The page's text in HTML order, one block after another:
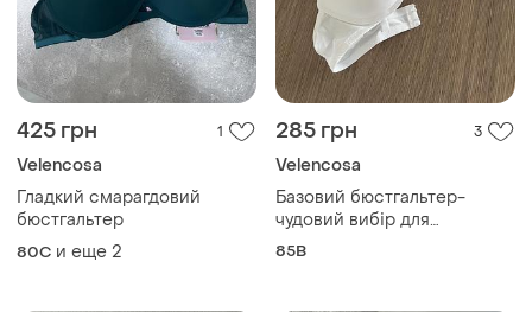
425 грн 1
Velencosa
Гладкий смарагдовий
бюстгальтер
80C и еще 2
285 грн 3
Velencosa
Базовий бюстгальтер-
чудовий вибір для
щоденного носіння!
85B